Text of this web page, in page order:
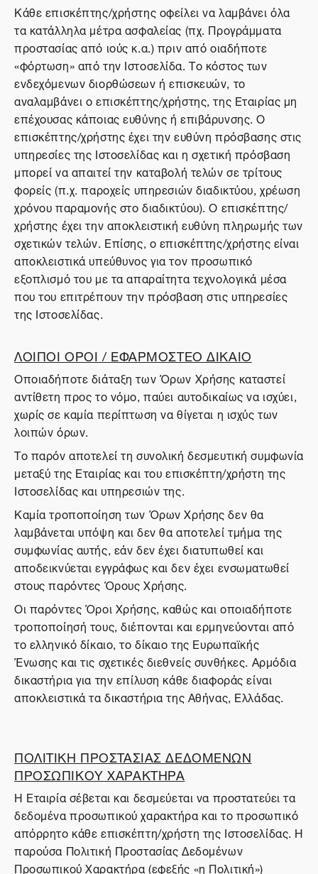
Κάθε επισκέπτης/χρήστης οφείλει να λαμβάνει όλα
τα κατάλληλα μέτρα ασφαλείας (πχ. Προγράμματα
προστασίας από ιούς κ.α.) πριν από οιαδήποτε
«φόρτωση» από την Ιστοσελίδα. Το κόστος των
ενδεχόμενων διορθώσεων ή επισκευών, το
αναλαμβάνει ο επισκέπτης/χρήστης, της Εταιρίας μη
επέχουσας κάποιας ευθύνης ή επιβάρυνσης. Ο
επισκέπτης/χρήστης έχει την ευθύνη πρόσβασης στις
υπηρεσίες της Ιστοσελίδας και η σχετική πρόσβαση
μπορεί να απαιτεί την καταβολή τελών σε τρίτους
φορείς (π.χ. παροχείς υπηρεσιών διαδικτύου, χρέωση
χρόνου παραμονής στο διαδικτύου). Ο επισκέπτης/
χρήστης έχει την αποκλειστική ευθύνη πληρωμής των
σχετικών τελών. Επίσης, ο επισκέπτης/χρήστης είναι
αποκλειστικά υπεύθυνος για τον προσωπικό
εξοπλισμό του με τα απαραίτητα τεχνολογικά μέσα
που του επιτρέπουν την πρόσβαση στις υπηρεσίες
της Ιστοσελίδας.
ΛΟΙΠΟΙ ΟΡΟΙ / ΕΦΑΡΜΟΣΤΕΟ ΔΙΚΑΙΟ
Οποιαδήποτε διάταξη των Όρων Χρήσης καταστεί
αντίθετη προς το νόμο, παύει αυτοδικαίως να ισχύει,
χωρίς σε καμία περίπτωση να θίγεται η ισχύς των
λοιπών όρων.
Το παρόν αποτελεί τη συνολική δεσμευτική συμφωνία
μεταξύ της Εταιρίας και του επισκέπτη/χρήστη της
Ιστοσελίδας και υπηρεσιών της.
Καμία τροποποίηση των Όρων Χρήσης δεν θα
λαμβάνεται υπόψη και δεν θα αποτελεί τμήμα της
συμφωνίας αυτής, εάν δεν έχει διατυπωθεί και
αποδεικνύεται εγγράφως και δεν έχει ενσωματωθεί
στους παρόντες Όρους Χρήσης.
Οι παρόντες Όροι Χρήσης, καθώς και οποιαδήποτε
τροποποίησή τους, διέπονται και ερμηνεύονται από
το ελληνικό δίκαιο, το δίκαιο της Ευρωπαϊκής
Ένωσης και τις σχετικές διεθνείς συνθήκες. Αρμόδια
δικαστήρια για την επίλυση κάθε διαφοράς είναι
αποκλειστικά τα δικαστήρια της Αθήνας, Ελλάδας.
ΠΟΛΙΤΙΚΗ ΠΡΟΣΤΑΣΙΑΣ ΔΕΔΟΜΕΝΩΝ
ΠΡΟΣΩΠΙΚΟΥ ΧΑΡΑΚΤΗΡΑ
Η Εταιρία σέβεται και δεσμεύεται να προστατεύει τα
δεδομένα προσωπικού χαρακτήρα και το προσωπικό
απόρρητο κάθε επισκέπτη/χρήστη της Ιστοσελίδας. Η
παρούσα Πολιτική Προστασίας Δεδομένων
Προσωπικού Χαρακτήρα (εφεξής «η Πολιτική»)